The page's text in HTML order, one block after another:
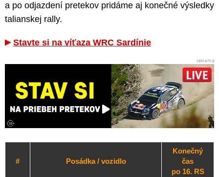
a po odjazdení pretekov pridáme aj konečné výsledky
talianskej rally.
Stavte si na víťaza WRC Sardínie
# Posádka / vozidlo
Konečný
čas
po 16. RS